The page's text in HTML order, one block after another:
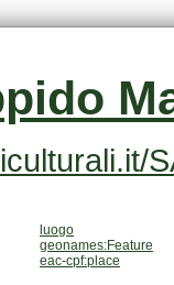
luogo
geonames:Feature
eac-cpf:place